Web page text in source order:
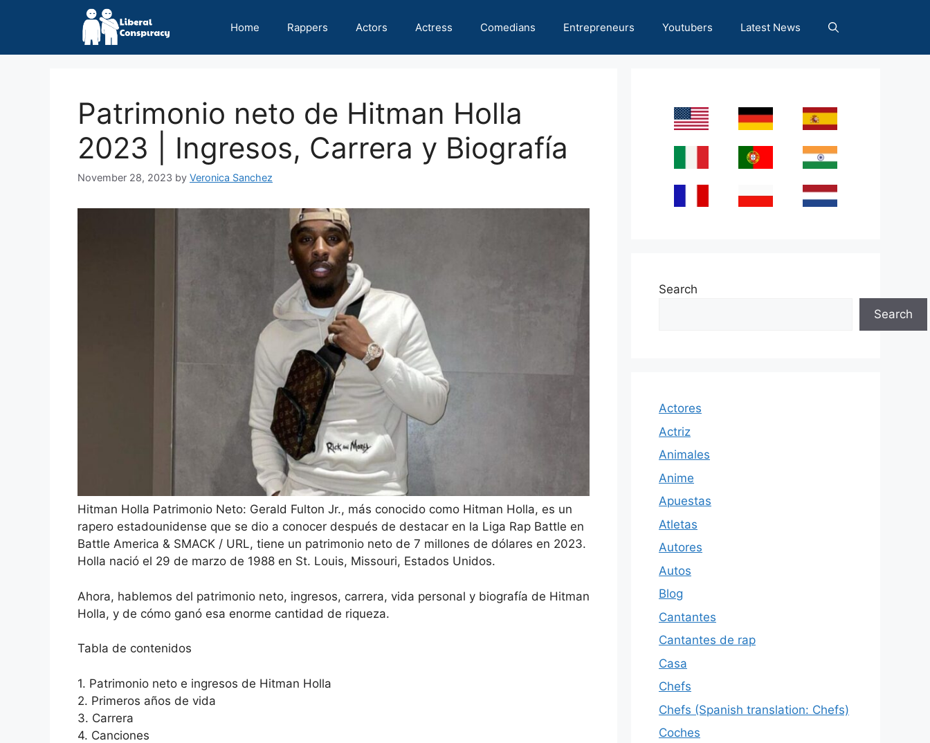
Home Rappers Actors Actress Comedians Entrepreneurs Youtubers Latest News
Patrimonio neto de Hitman Holla
2023 | Ingresos, Carrera y Biografía
November 28, 2023 by Veronica Sanchez
Hitman Holla Patrimonio Neto: Gerald Fulton Jr., más conocido como Hitman Holla, es un
rapero estadounidense que se dio a conocer después de destacar en la Liga Rap Battle en
Battle America & SMACK / URL, tiene un patrimonio neto de 7 millones de dólares en 2023.
Holla nació el 29 de marzo de 1988 en St. Louis, Missouri, Estados Unidos.
Ahora, hablemos del patrimonio neto, ingresos, carrera, vida personal y biografía de Hitman
Holla, y de cómo ganó esa enorme cantidad de riqueza.
Tabla de contenidos
1. Patrimonio neto e ingresos de Hitman Holla
2. Primeros años de vida
3. Carrera
4. Canciones
Search
Search
Actores
Actriz
Animales
Anime
Apuestas
Atletas
Autores
Autos
Blog
Cantantes
Cantantes de rap
Casa
Chefs
Chefs (Spanish translation: Chefs)
Coches